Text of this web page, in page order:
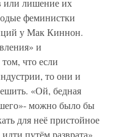
или лишение их
феминистки
у Мак Киннон.
и
что если
то они и
«Ой, бедная
можно было бы
для неё пристойное
путём разврата».